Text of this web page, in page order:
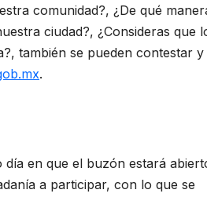
comunidad?, ¿De qué
ciudad?, ¿Consideras que
también se pueden contestar y
.
día en que el buzón estará
a participar, con lo que se